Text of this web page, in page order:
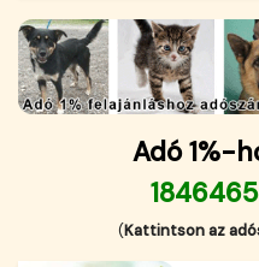
Adó 1%-
(Kattintson az